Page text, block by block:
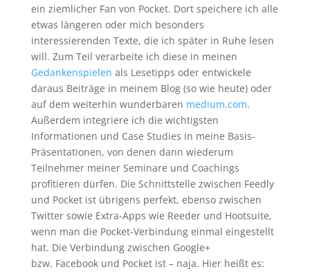
ein ziemlicher Fan von Pocket. Dort speichere ich alle
etwas längeren oder mich besonders
interessierenden Texte, die ich später in Ruhe lesen
will. Zum Teil verarbeite ich diese in meinen
Gedankenspielen als Lesetipps oder entwickele
daraus Beiträge in meinem Blog (so wie heute) oder
auf dem weiterhin wunderbaren medium.com.
Außerdem integriere ich die wichtigsten
Informationen und Case Studies in meine Basis-
Präsentationen, von denen dann wiederum
Teilnehmer meiner Seminare und Coachings
profitieren dürfen. Die Schnittstelle zwischen Feedly
und Pocket ist übrigens perfekt, ebenso zwischen
Twitter sowie Extra-Apps wie Reeder und Hootsuite,
wenn man die Pocket-Verbindung einmal eingestellt
hat. Die Verbindung zwischen Google+
bzw. Facebook und Pocket ist – naja. Hier heißt es: